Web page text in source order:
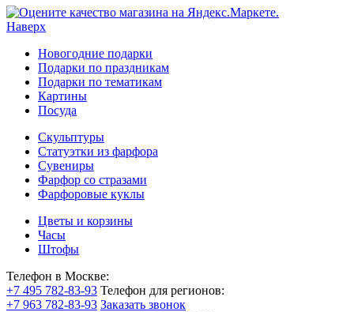
Наверх
Новогодние подарки
Подарки по праздникам
Подарки по тематикам
Картины
Посуда
Скульптуры
Статуэтки из фарфора
Сувениры
Фарфор со стразами
Фарфоровые куклы
Цветы и корзины
Часы
Штофы
Телефон в Москве:
+7 495 782-83-93 Телефон для регионов:
+7 963 782-83-93 Заказать звонок